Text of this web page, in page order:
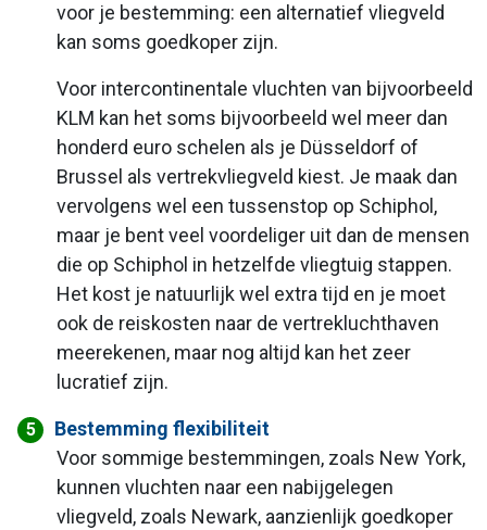
voor je bestemming: een alternatief vliegveld
kan soms goedkoper zijn.
Voor intercontinentale vluchten van bijvoorbeeld
KLM kan het soms bijvoorbeeld wel meer dan
honderd euro schelen als je Düsseldorf of
Brussel als vertrekvliegveld kiest. Je maak dan
vervolgens wel een tussenstop op Schiphol,
maar je bent veel voordeliger uit dan de mensen
die op Schiphol in hetzelfde vliegtuig stappen.
Het kost je natuurlijk wel extra tijd en je moet
ook de reiskosten naar de vertrekluchthaven
meerekenen, maar nog altijd kan het zeer
lucratief zijn.
Bestemming flexibiliteit
Voor sommige bestemmingen, zoals New York,
kunnen vluchten naar een nabijgelegen
vliegveld, zoals Newark, aanzienlijk goedkoper